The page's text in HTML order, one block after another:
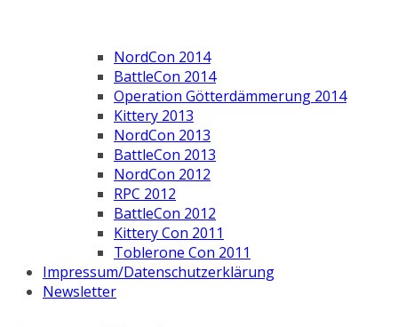
NordCon 2014
BattleCon 2014
Operation Götterdämmerung 2014
Kittery 2013
NordCon 2013
BattleCon 2013
NordCon 2012
RPC 2012
BattleCon 2012
Kittery Con 2011
Toblerone Con 2011
Impressum/Datenschutzerklärung
Newsletter